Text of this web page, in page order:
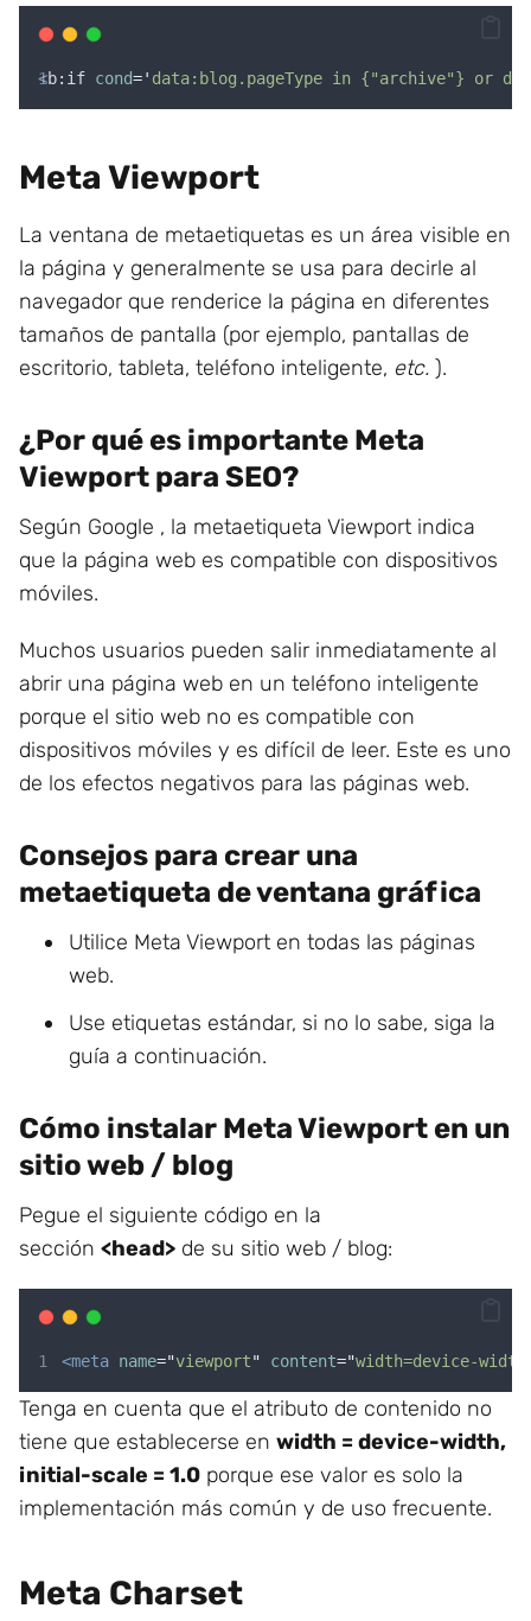
<b:if cond=' data:blog.pageType in {"archive"} or
Meta Viewport
La ventana de metaetiquetas es un área visible en
la página y generalmente se usa para decirle al
navegador que renderice la página en diferentes
tamaños de pantalla (por ejemplo, pantallas de
escritorio, tableta, teléfono inteligente, etc. ).
¿Por qué es importante Meta
Viewport para SEO?
Según Google , la metaetiqueta Viewport indica
que la página web es compatible con dispositivos
móviles.
Muchos usuarios pueden salir inmediatamente al
abrir una página web en un teléfono inteligente
porque el sitio web no es compatible con
dispositivos móviles y es difícil de leer. Este es uno
de los efectos negativos para las páginas web.
Consejos para crear una
metaetiqueta de ventana gráfica
Utilice Meta Viewport en todas las páginas
web.
Use etiquetas estándar, si no lo sabe, siga la
guía a continuación.
Cómo instalar Meta Viewport en un
sitio web / blog
Pegue el siguiente código en la
sección <head> de su sitio web / blog:
<meta name="viewport" content="width=device-
Tenga en cuenta que el atributo de contenido no
tiene que establecerse en width = device-width,
initial-scale = 1.0 porque ese valor es solo la
implementación más común y de uso frecuente.
Meta Charset